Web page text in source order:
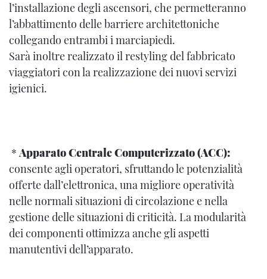
l’installazione degli ascensori, che permetteranno
l’abbattimento delle barriere architettoniche
collegando entrambi i marciapiedi.
Sarà inoltre realizzato il restyling del fabbricato
viaggiatori con la realizzazione dei nuovi servizi
igienici.
*Apparato Centrale Computerizzato (ACC):
consente agli operatori, sfruttando le potenzialità
offerte dall’elettronica, una migliore operatività
nelle normali situazioni di circolazione e nella
gestione delle situazioni di criticità. La modularità
dei componenti ottimizza anche gli aspetti
manutentivi dell’apparato.